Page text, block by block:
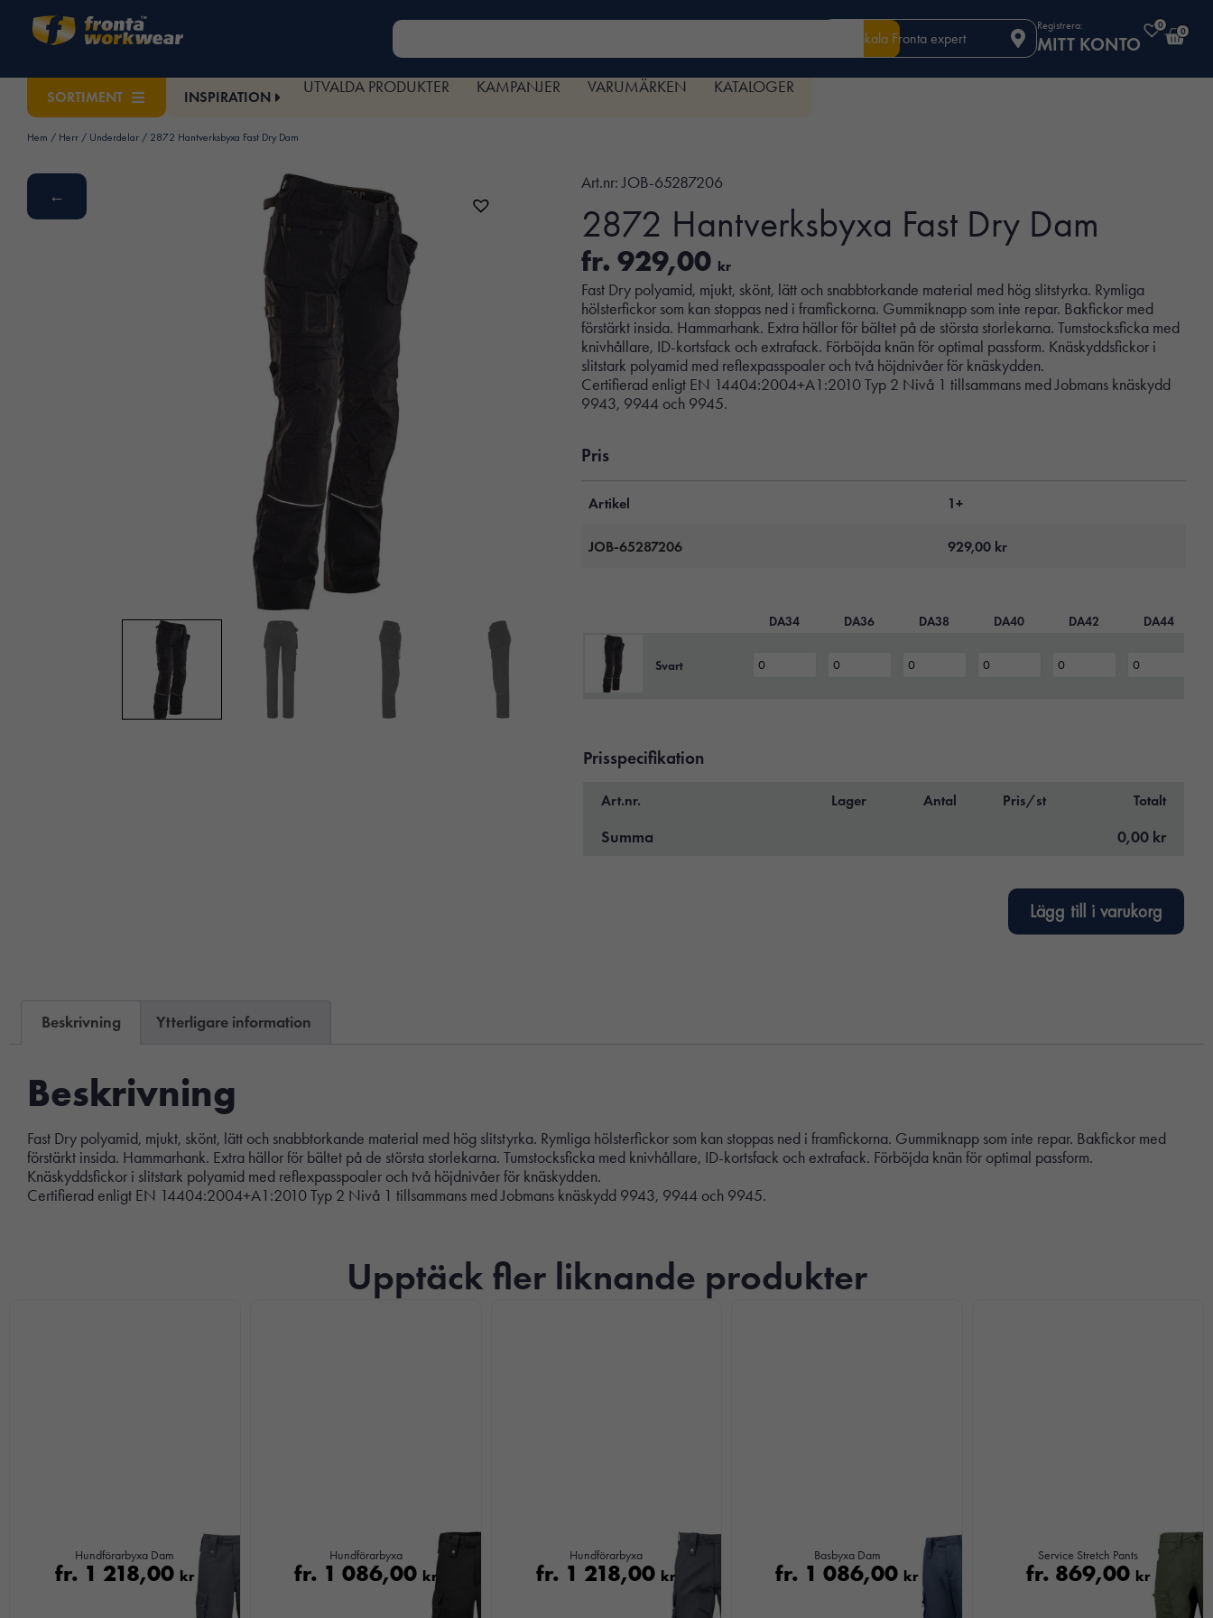
Din lokala Fronta expert
Registrera:
MITT KONTO
0
0
SORTIMENT INSPIRATION
UTVALDA PRODUKTER KAMPANJER VARUMÄRKEN KATALOGER
Hem / Herr / Underdelar / 2872 Hantverksbyxa Fast Dry Dam
←
Art.nr:JOB-65287206
2872 Hantverksbyxa Fast Dry Dam
fr. 929,00 kr
Fast Dry polyamid, mjukt, skönt, lätt och snabbtorkande material med hög slitstyrka. Rymliga
hölsterfickor som kan stoppas ned i framfickorna. Gummiknapp som inte repar. Bakfickor med
förstärkt insida. Hammarhank. Extra hällor för bältet på de största storlekarna. Tumstocksficka med
knivhållare, ID-kortsfack och extrafack. Förböjda knän för optimal passform. Knäskyddsfickor i
slitstark polyamid med reflexpasspoaler och två höjdnivåer för knäskydden.
Certifierad enligt EN 14404:2004+A1:2010 Typ 2 Nivå 1 tillsammans med Jobmans knäskydd
9943, 9944 och 9945.
Pris
Artikel 1+
JOB-65287206 929,00 kr
DA34 DA36 DA38 DA40 DA42 DA44
Svart
Prisspecifikation
Art.nr. Lager Antal Pris/st Totalt
Summa 0,00 kr
Lägg till i varukorg
Beskrivning Ytterligare information
Beskrivning
Fast Dry polyamid, mjukt, skönt, lätt och snabbtorkande material med hög slitstyrka. Rymliga hölsterfickor som kan stoppas ned i framfickorna. Gummiknapp som inte repar. Bakfickor med
förstärkt insida. Hammarhank. Extra hällor för bältet på de största storlekarna. Tumstocksficka med knivhållare, ID-kortsfack och extrafack. Förböjda knän för optimal passform.
Knäskyddsfickor i slitstark polyamid med reflexpasspoaler och två höjdnivåer för knäskydden.
Certifierad enligt EN 14404:2004+A1:2010 Typ 2 Nivå 1 tillsammans med Jobmans knäskydd 9943, 9944 och 9945.
Upptäck fler liknande produkter
Hundförarbyxa Dam
fr. 1 218,00 kr
Hundförarbyxa
fr. 1 086,00 kr
Hundförarbyxa
fr. 1 218,00 kr
Basbyxa Dam
fr. 1 086,00 kr
Service Stretch Pants
fr. 869,00 kr
välja bort. De
behövs för att
hemsidan
över huvud